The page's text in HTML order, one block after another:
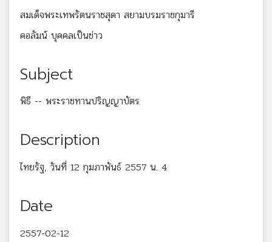
สมเด็จพระเทพรัตนราชสุดา สยามบรมราชกุมารี
คอลัมน์ บุคคลเป็นข่าว
Subject
พิธี -- พระราชทานปริญญาบัตร
Description
ไทยรัฐ, วันที่ 12 กุมภาพันธ์ 2557 น. 4
Date
2557-02-12